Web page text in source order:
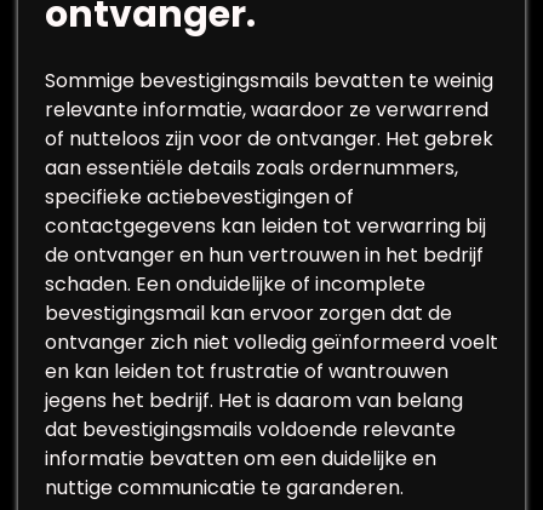
ontvanger.
Sommige bevestigingsmails bevatten te weinig
relevante informatie, waardoor ze verwarrend
of nutteloos zijn voor de ontvanger. Het gebrek
aan essentiële details zoals ordernummers,
specifieke actiebevestigingen of
contactgegevens kan leiden tot verwarring bij
de ontvanger en hun vertrouwen in het bedrijf
schaden. Een onduidelijke of incomplete
bevestigingsmail kan ervoor zorgen dat de
ontvanger zich niet volledig geïnformeerd voelt
en kan leiden tot frustratie of wantrouwen
jegens het bedrijf. Het is daarom van belang
dat bevestigingsmails voldoende relevante
informatie bevatten om een duidelijke en
nuttige communicatie te garanderen.